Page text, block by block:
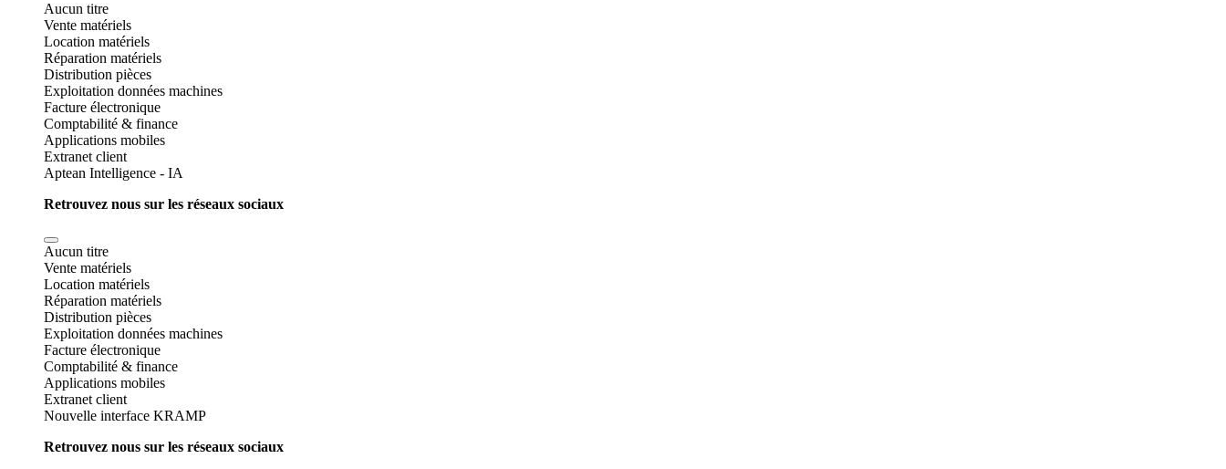
Aucun titre
Vente matériels
Location matériels
Réparation matériels
Distribution pièces
Exploitation données machines
Facture électronique
Comptabilité & finance
Applications mobiles
Extranet client
Aptean Intelligence - IA
Retrouvez nous sur les réseaux sociaux
Aucun titre
Vente matériels
Location matériels
Réparation matériels
Distribution pièces
Exploitation données machines
Facture électronique
Comptabilité & finance
Applications mobiles
Extranet client
Nouvelle interface KRAMP
Retrouvez nous sur les réseaux sociaux